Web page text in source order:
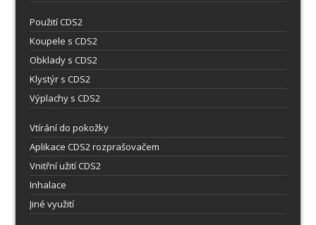
Použití CDS2
Koupele s CDS2
Obklady s CDS2
Klystýr s CDS2
Výplachy s CDS2
Vtírání do pokožky
Aplikace CDS2 rozprašovačem
Vnitřní užití CDS2
Inhalace
Jiné využití